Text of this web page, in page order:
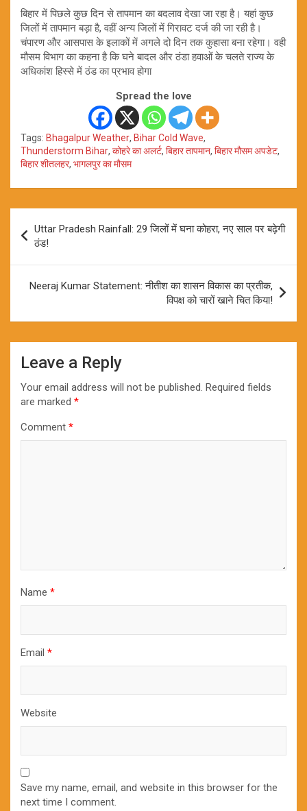
बिहार में पिछले कुछ दिन से तापमान का बदलाव देखा जा रहा है। यहां कुछ
जिलों में तापमान बड़ा है, वहीं अन्य जिलों में गिरावट दर्ज की जा रही है।
चंपारण और आसपास के इलाकों में अगले दो दिन तक कुहासा बना रहेगा। वही
मौसम विभाग का कहना है कि घने बादल और ठंडा हवाओं के चलते राज्य के
अधिकांश हिस्से में ठंड का प्रभाव होगा
Spread the love
Tags: Bhagalpur Weather, Bihar Cold Wave,
Thunderstorm Bihar, कोहरे का अलर्ट, बिहार तापमान, बिहार मौसम अपडेट,
बिहार शीतलहर, भागलपुर का मौसम
navigation
Uttar Pradesh Rainfall: 29 जिलों में घना कोहरा, नए साल पर बढ़ेगी
ठंड!
Neeraj Kumar Statement: नीतीश का शासन विकास का प्रतीक,
विपक्ष को चारों खाने चित किया!
Leave a Reply
Your email address will not be published. Required fields
are marked *
Comment *
Name *
Email *
Website
Save my name, email, and website in this browser for the
next time I comment.